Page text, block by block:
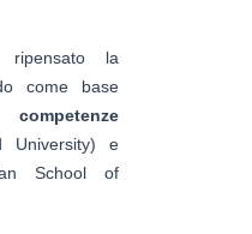
ripensato la
come base
University) e
School of